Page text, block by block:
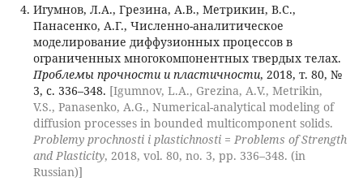
Игумнов, Л.А., Грезина, А.В., Метрикин, В.С.,
Панасенко, А.Г., Численно-аналитическое
моделирование диффузионных процессов в
ограниченных многокомпонентных твердых телах.
Проблемы прочности и пластичности, 2018, т. 80, №
3, с. 336–348. [Igumnov, L.A., Grezina, A.V., Metrikin,
V.S., Panasenko, A.G., Numerical-analytical modeling of
diffusion processes in bounded multicomponent solids.
Problemy prochnosti i plastichnosti = Problems of Strength
and Plasticity, 2018, vol. 80, no. 3, pp. 336–348. (in
Russian)]